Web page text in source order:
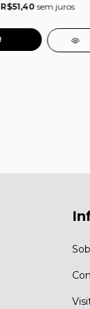
R$51,40 sem juros